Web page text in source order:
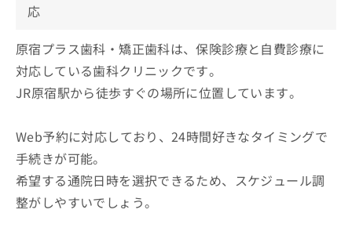
応
原宿プラス歯科・矯正歯科は、保険診療と自費診療に
対応している歯科クリニックです。
JR原宿駅から徒歩すぐの場所に位置しています。
Web予約に対応しており、24時間好きなタイミングで
手続きが可能。
希望する通院日時を選択できるため、スケジュール調
整がしやすいでしょう。